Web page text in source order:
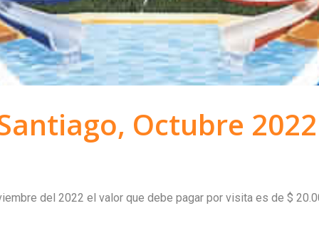
Octubre 2022
del 2022 el valor que debe pagar por visita es de $